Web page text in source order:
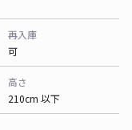
再入庫
可
高さ
210cm 以下